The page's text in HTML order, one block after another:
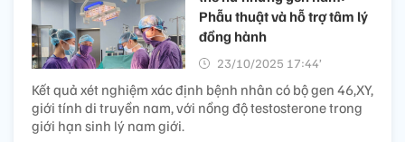
Phẫu thuật và hỗ trợ tâm lý
đồng hành
23/10/2025 17:44’
Kết quả xét nghiệm xác định bệnh nhân có bộ gen 46,XY,
giới tính di truyền nam, với nồng độ testosterone trong
giới hạn sinh lý nam giới.